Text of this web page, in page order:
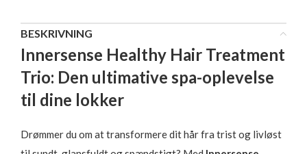
BESKRIVNING
Innersense Healthy Hair Treatment
Trio: Den ultimative spa-oplevelse
til dine lokker
Drømmer du om at transformere dit hår fra trist og livløst